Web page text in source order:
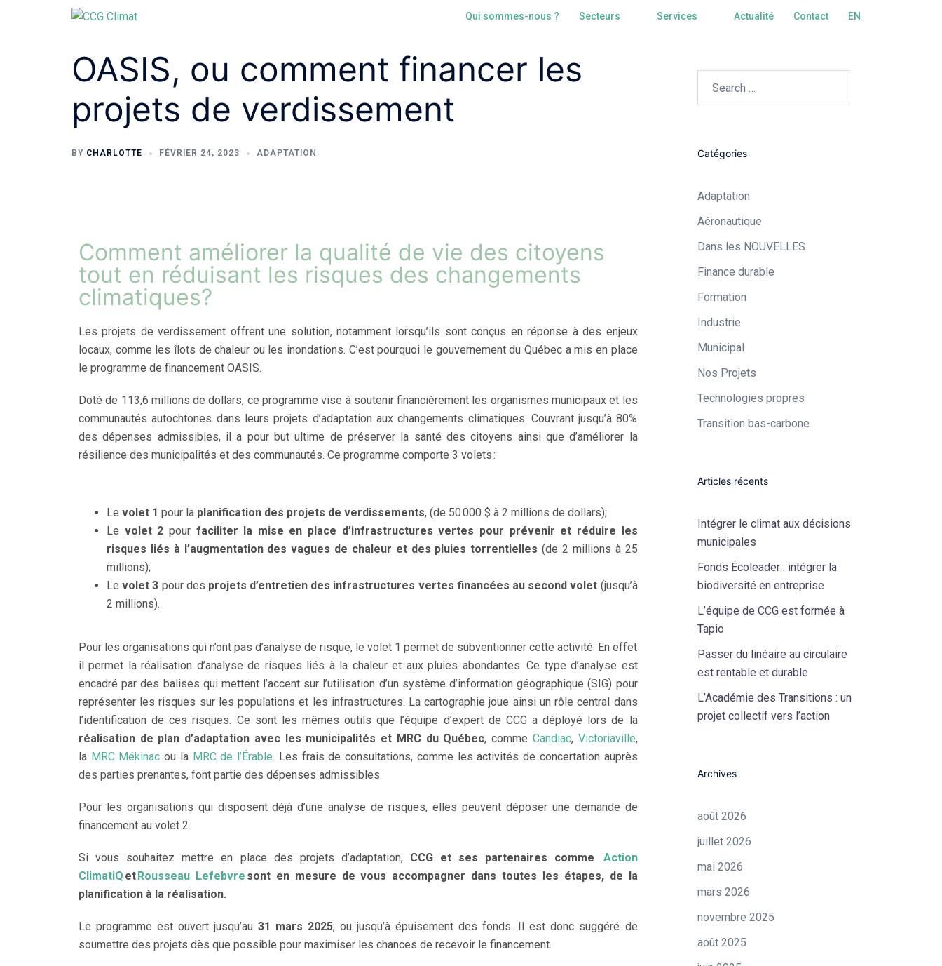
Qui sommes-nous ? Secteurs Services Actualité Contact EN
OASIS, ou comment financer les
projets de verdissement
BY CHARLOTTE FÉVRIER 24, 2023 ADAPTATION
Comment améliorer la qualité de vie des citoyens
tout en réduisant les risques des changements
climatiques?
Les projets de verdissement offrent une solution, notamment lorsqu’ils sont conçus en réponse à des enjeux
locaux, comme les îlots de chaleur ou les inondations. C’est pourquoi le gouvernement du Québec a mis en place
le programme de financement OASIS.
Doté de 113,6 millions de dollars, ce programme vise à soutenir financièrement les organismes municipaux et les
communautés autochtones dans leurs projets d’adaptation aux changements climatiques. Couvrant jusqu’à 80%
des dépenses admissibles, il a pour but ultime de préserver la santé des citoyens ainsi que d’améliorer la
résilience des municipalités et des communautés. Ce programme comporte 3 volets :
Le volet 1 pour la planification des projets de verdissements, (de 50 000 $ à 2 millions de dollars);
Le volet 2 pour faciliter la mise en place d’infrastructures vertes pour prévenir et réduire les
risques liés à l’augmentation des vagues de chaleur et des pluies torrentielles (de 2 millions à 25
millions);
Levolet 3 pour des projets d’entretien des infrastructures vertes financées au second volet (jusqu’à
2 millions).
Pour les organisations qui n’ont pas d’analyse de risque, le volet 1 permet de subventionner cette activité. En effet
il permet la réalisation d’analyse de risques liés à la chaleur et aux pluies abondantes. Ce type d’analyse est
encadré par des balises qui mettent l’accent sur l’utilisation d’un système d’information géographique (SIG) pour
représenter les risques sur les populations et les infrastructures. La cartographie joue ainsi un rôle central dans
l’identification de ces risques. Ce sont les mêmes outils que l’équipe d’expert de CCG a déployé lors de la
réalisation de plan d’adaptation avec les municipalités et MRC du Québec, comme Candiac, Victoriaville,
la MRC Mékinac ou la MRC de l’Érable. Les frais de consultations, comme les activités de concertation auprès
des parties prenantes, font partie des dépenses admissibles.
Pour les organisations qui disposent déjà d’une analyse de risques, elles peuvent déposer une demande de
financement au volet 2.
Si vous souhaitez mettre en place des projets d’adaptation, CCG et ses partenaires comme Action
ClimatiQ etRousseau Lefebvre sont en mesure de vous accompagner dans toutes les étapes, de la
planification à la réalisation.
Le programme est ouvert jusqu’au31 mars 2025, ou jusqu’à épuisement des fonds. Il est donc suggéré de
soumettre des projets dès que possible pour maximiser les chances de recevoir le financement.
Catégories
Adaptation
Aéronautique​
Dans les NOUVELLES
Finance durable
Formation
Industrie​
Municipal​
Nos Projets
Technologies propres​
Transition bas-carbone
Articles récents
Intégrer le climat aux décisions
municipales
Fonds Écoleader : intégrer la
biodiversité en entreprise
L’équipe de CCG est formée à
Tapio
Passer du linéaire au circulaire
est rentable et durable
L’Académie des Transitions : un
projet collectif vers l’action
Archives
août 2026
juillet 2026
mai 2026
mars 2026
novembre 2025
août 2025